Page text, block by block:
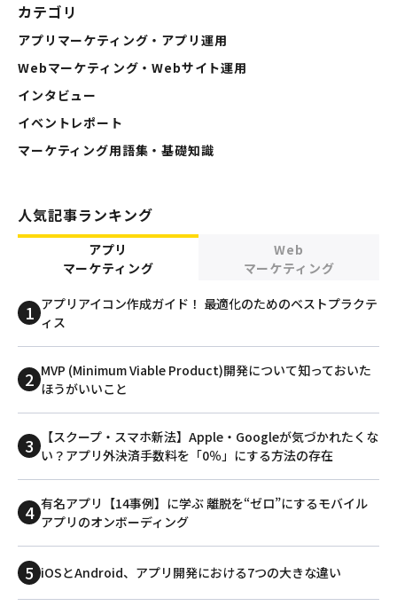
カテゴリ
アプリマーケティング・アプリ運用
Webマーケティング・Webサイト運用
インタビュー
イベントレポート
マーケティング用語集・基礎知識
人気記事ランキング
アプリ
マーケティング
Web
マーケティング
アプリアイコン作成ガイド！ 最適化のためのベストプラクテ
ィス
MVP (Minimum Viable Product)開発について知っておいた
ほうがいいこと
【スクープ・スマホ新法】Apple・Googleが気づかれたくな
い？アプリ外決済手数料を「0％」にする方法の存在
有名アプリ【14事例】に学ぶ 離脱を“ゼロ”にするモバイル
アプリのオンボーディング
iOSとAndroid、アプリ開発における7つの大きな違い